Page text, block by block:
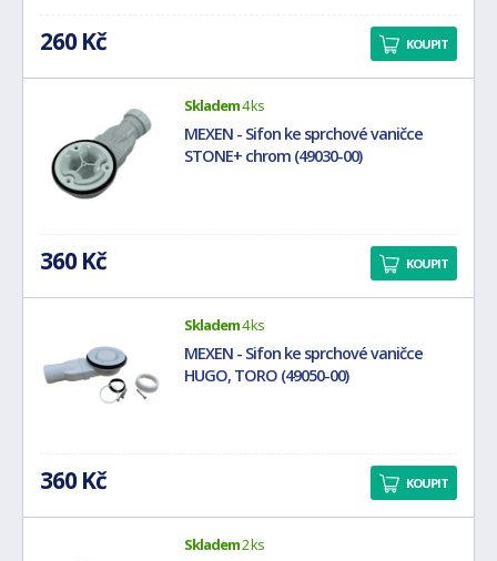
260 Kč KOUPIT
Skladem4 ks
MEXEN - Sifon ke sprchové vaničce
STONE+ chrom (49030-00)
360 Kč KOUPIT
Skladem4 ks
MEXEN - Sifon ke sprchové vaničce
HUGO, TORO (49050-00)
360 Kč KOUPIT
Skladem2 ks